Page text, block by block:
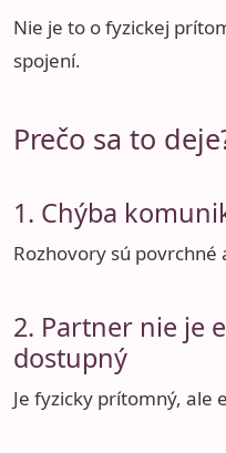
Nie je to o fyzickej
spojení.
Prečo sa to
1. Chýba
Rozhovory sú povrchné
2. Partner nie je
dostupný
Je fyzicky prítomný, ale